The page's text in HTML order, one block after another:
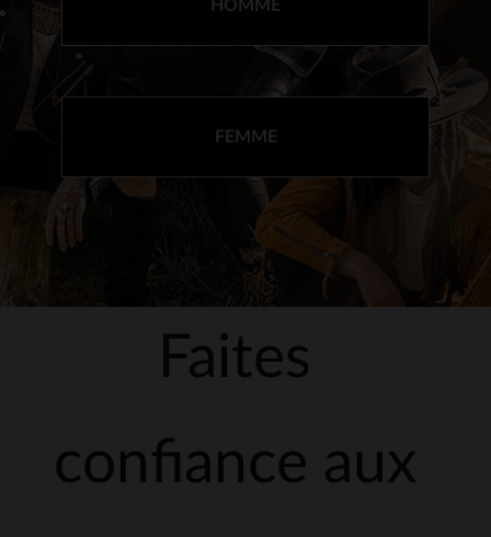
HOMME
FEMME
Faites
confiance aux